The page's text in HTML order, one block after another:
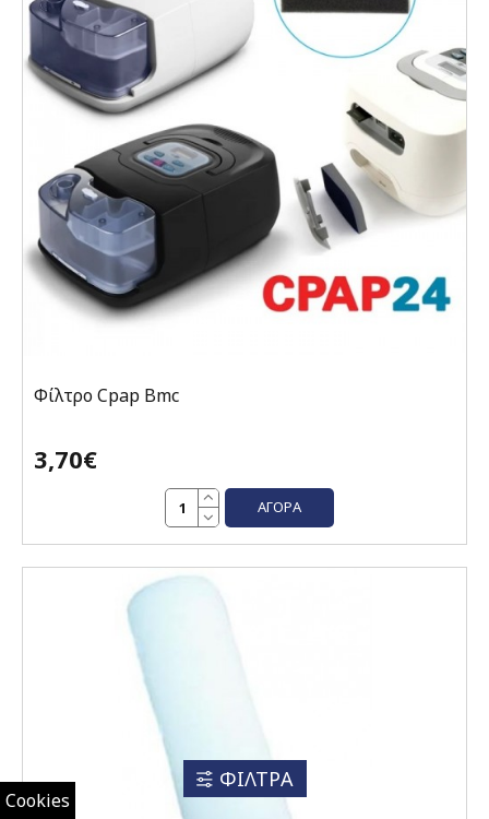
Cookies
Φίλτρο Cpap Bmc
3,70€
ΑΓΟΡΆ
ΦΙΛΤΡΑ